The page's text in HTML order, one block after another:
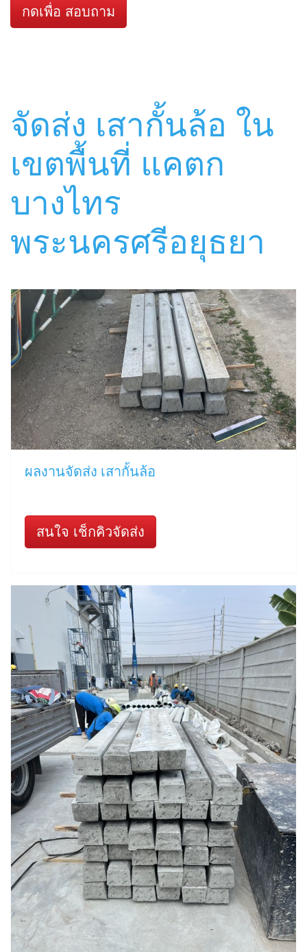
กดเพื่อ สอบถาม
จัดส่ง เสากั้นล้อ ใน
เขตพื้นที่ แคตก
บางไทร
พระนครศรีอยุธยา
ผลงานจัดส่ง เสากั้นล้อ
สนใจ เช็กคิวจัดส่ง